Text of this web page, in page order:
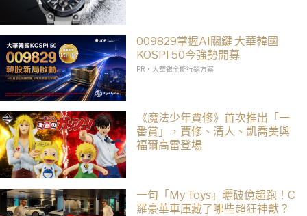
009829掌握AI關鍵 大華韓國
KOSPI 50今強勢開募
PR・大華銀全能行銷方案
《魔法少年賈修》首次推出「一
番賞」，賈修、清人、凱喬美與
福爾高雷登場
一句「My Toys」曬破億超跑！C
羅豪華車庫藏了哪些超狂神獸？